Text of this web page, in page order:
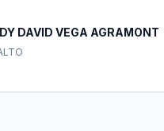
DAVID VEGA AGRAMONT